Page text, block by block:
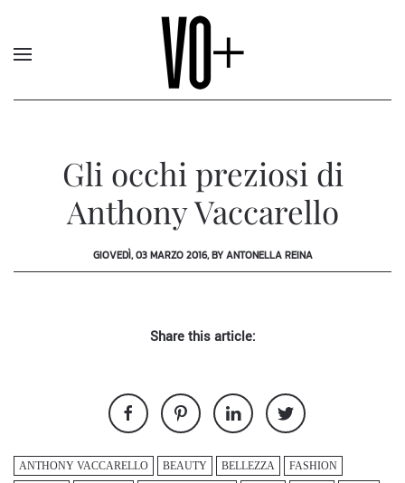
Gli occhi preziosi di
Anthony Vaccarello
GIOVEDÌ, 03 MARZO 2016, BY ANTONELLA REINA
Share this article:
ANTHONY VACCARELLO BEAUTY BELLEZZA
FASHION